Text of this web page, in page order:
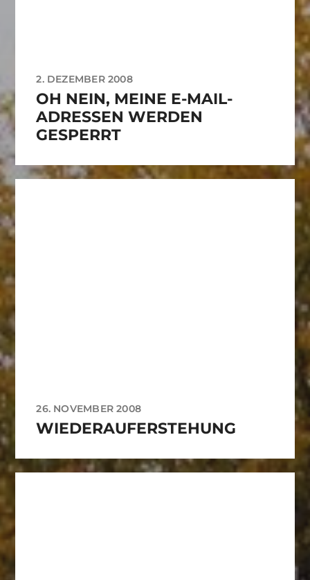
2. DEZEMBER 2008
OH NEIN, MEINE E-MAIL-
ADRESSEN WERDEN
GESPERRT
26. NOVEMBER 2008
WIEDERAUFERSTEHUNG